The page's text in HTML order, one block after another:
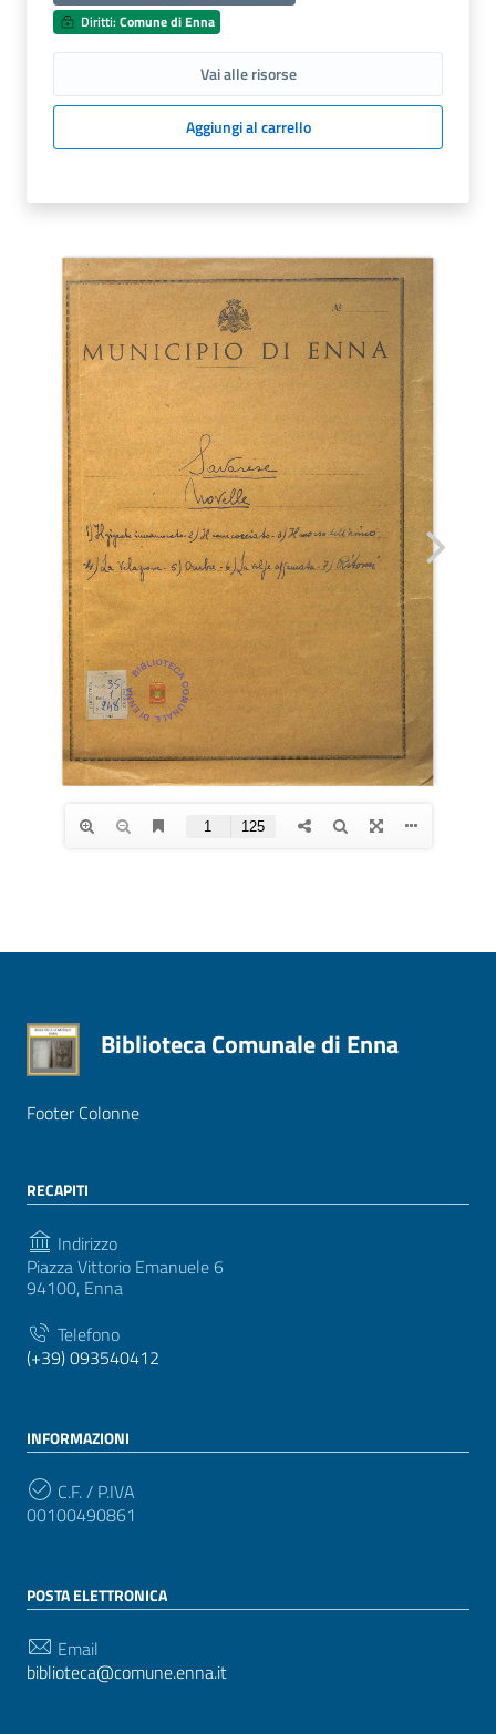
Diritti:Comune di Enna
Vai alle risorse
Aggiungi al carrello
Biblioteca Comunale di Enna
Footer Colonne
RECAPITI
Indirizzo
Piazza Vittorio Emanuele 6
94100, Enna
Telefono
(+39) 093540412
INFORMAZIONI
C.F. / P.IVA
00100490861
POSTA ELETTRONICA
Email
biblioteca@comune.enna.it